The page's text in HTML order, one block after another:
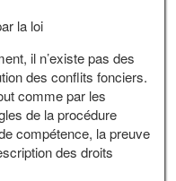
la loi
il n’existe pas des
des conflits fonciers.
comme par les
de la procédure
compétence, la preuve
des droits